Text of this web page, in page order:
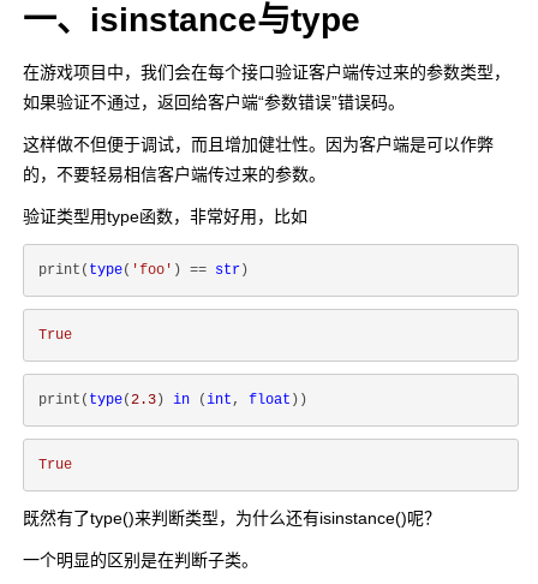
一、isinstance与type
在游戏项目中，我们会在每个接口验证客户端传过来的参数类型，
如果验证不通过，返回给客户端“参数错误”错误码。
这样做不但便于调试，而且增加健壮性。因为客户端是可以作弊
的，不要轻易相信客户端传过来的参数。
验证类型用type函数，非常好用，比如
print( type( 'foo' ) == str
True
print( type(2.3 ) in (int , float
True
既然有了type()来判断类型，为什么还有isinstance()呢？
一个明显的区别是在判断子类。